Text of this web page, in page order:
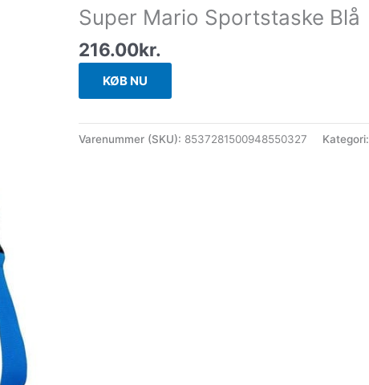
Super Mario Sportstaske Blå
216.00kr.
KØB NU
Varenummer (SKU): 8537281500948550327 Kategori: